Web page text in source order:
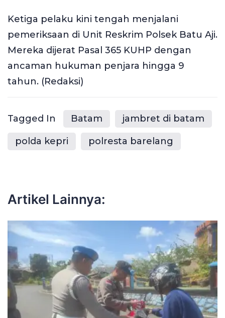
Ketiga pelaku kini tengah menjalani
pemeriksaan di Unit Reskrim Polsek Batu Aji.
Mereka dijerat Pasal 365 KUHP dengan
ancaman hukuman penjara hingga 9
tahun. (Redaksi)
Tagged In Batam jambret di batam
polda kepri polresta barelang
Artikel Lainnya: